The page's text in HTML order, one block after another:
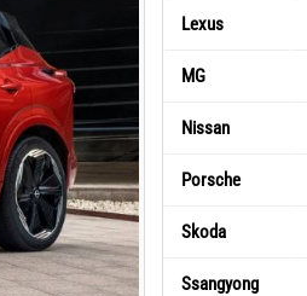
Lexus
MG
Nissan
Porsche
Skoda
Ssangyong